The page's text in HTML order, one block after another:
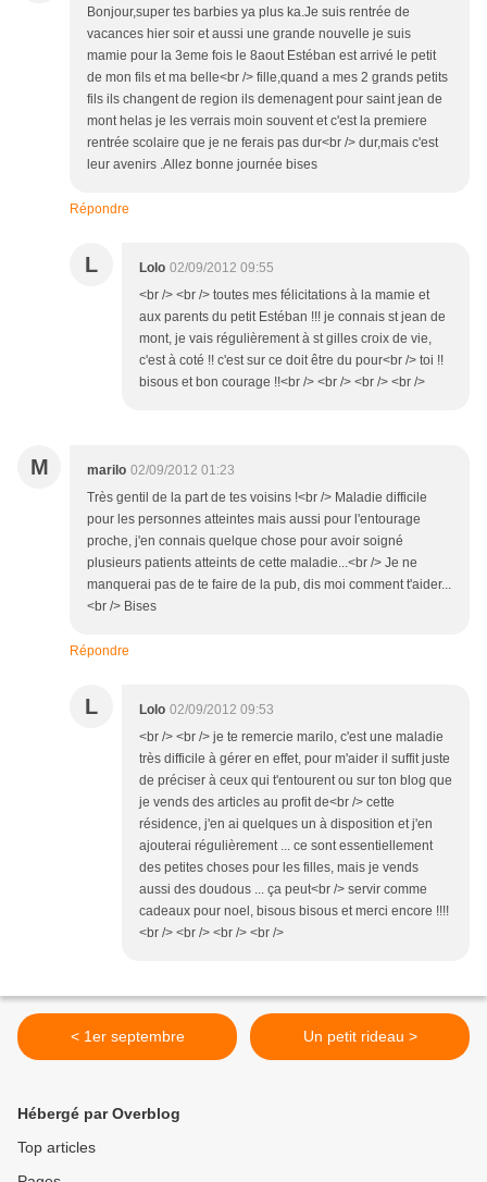
Bonjour,super tes barbies ya plus ka.Je suis rentrée de
vacances hier soir et aussi une grande nouvelle je suis
mamie pour la 3eme fois le 8aout Estéban est arrivé le petit
de mon fils et ma belle<br /> fille,quand a mes 2 grands petits
fils ils changent de region ils demenagent pour saint jean de
mont helas je les verrais moin souvent et c'est la premiere
rentrée scolaire que je ne ferais pas dur<br /> dur,mais c'est
leur avenirs .Allez bonne journée bises
Répondre
L Lolo 02/09/2012 09:55
<br /> <br /> toutes mes félicitations à la mamie et
aux parents du petit Estéban !!! je connais st jean de
mont, je vais régulièrement à st gilles croix de vie,
c'est à coté !! c'est sur ce doit être du pour<br /> toi !!
bisous et bon courage !!<br /> <br /> <br /> <br />
M marilo 02/09/2012 01:23
Très gentil de la part de tes voisins !<br /> Maladie difficile
pour les personnes atteintes mais aussi pour l'entourage
proche, j'en connais quelque chose pour avoir soigné
plusieurs patients atteints de cette maladie...<br /> Je ne
manquerai pas de te faire de la pub, dis moi comment t'aider...
<br /> Bises
Répondre
L Lolo 02/09/2012 09:53
<br /> <br /> je te remercie marilo, c'est une maladie
très difficile à gérer en effet, pour m'aider il suffit juste
de préciser à ceux qui t'entourent ou sur ton blog que
je vends des articles au profit de<br /> cette
résidence, j'en ai quelques un à disposition et j'en
ajouterai régulièrement ... ce sont essentiellement
des petites choses pour les filles, mais je vends
aussi des doudous ... ça peut<br /> servir comme
cadeaux pour noel, bisous bisous et merci encore !!!!
<br /> <br /> <br /> <br />
< 1er septembre Un petit rideau >
Hébergé par Overblog
Top articles